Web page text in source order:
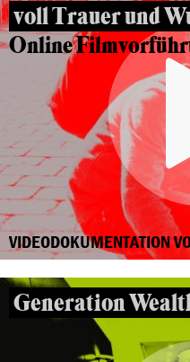
voll Trauer und
Online
VIDEODOKUMENTATION
Generation